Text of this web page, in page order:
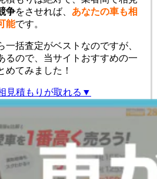
争をさせれば、 あなたの車も相
能です。
一括査定がベストなのですが、
るので、当サイトおすすめの一
めてみました！
見積もりが取れる▼